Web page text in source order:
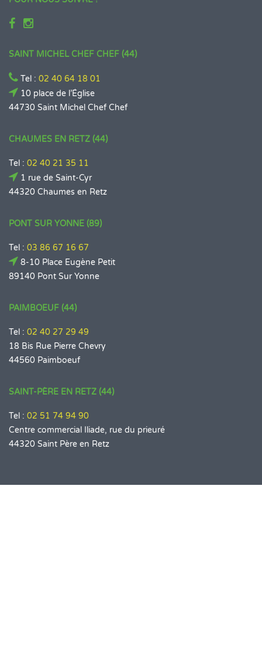
SAINT MICHEL CHEF CHEF (44)
Tel : 02 40 64 18 01
10 place de l’Église
44730 Saint Michel Chef Chef
CHAUMES EN RETZ (44)
Tel : 02 40 21 35 11
1 rue de Saint-Cyr
44320 Chaumes en Retz
PONT SUR YONNE (89)
Tel : 03 86 67 16 67
8-10 Place Eugène Petit
89140 Pont Sur Yonne
PAIMBOEUF (44)
Tel : 02 40 27 29 49
18 Bis Rue Pierre Chevry
44560 Paimboeuf
SAINT-PÈRE EN RETZ (44)
Tel : 02 51 74 94 90
Centre commercial Iliade, rue du prieuré
44320 Saint Père en Retz